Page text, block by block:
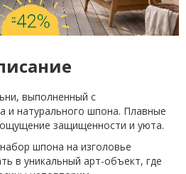
выполненный с
и натурального шпона. Плавные
защищенности и уюта.
шпона на изголовье
в уникальный арт-объект, где